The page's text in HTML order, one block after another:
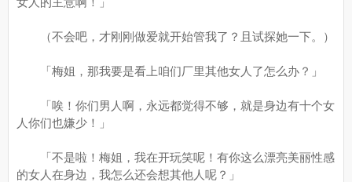
（不会吧，才刚刚做爱就开始管我了？且试探她一下。）
「梅姐，那我要是看上咱们厂里其他女人了怎么办？」
「唉！你们男人啊，永远都觉得不够，就是身边有十个女
人你们也嫌少！」
「不是啦！梅姐，我在开玩笑呢！有你这么漂亮美丽性感
的女人在身边，我怎么还会想其他人呢？」